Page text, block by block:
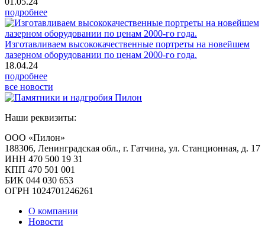
подробнее
Изготавливаем высококачественные портреты на новейшем
лазерном оборудовании по ценам 2000-го года.
18.04.24
подробнее
все новости
Наши реквизиты:
ООО «Пилон»
188306, Ленинградская обл., г. Гатчина, ул. Станционная, д. 17
ИНН 470 500 19 31
КПП 470 501 001
БИК 044 030 653
ОГРН 1024701246261
О компании
Новости